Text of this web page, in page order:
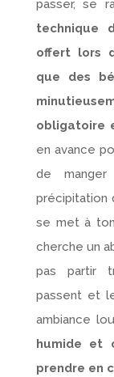
passer, se
technique
offert lors
que des
obligatoire
en avance
de
précipitation
se met à
cherche un
pas partir
passent et
ambiance
humide et
prendre en